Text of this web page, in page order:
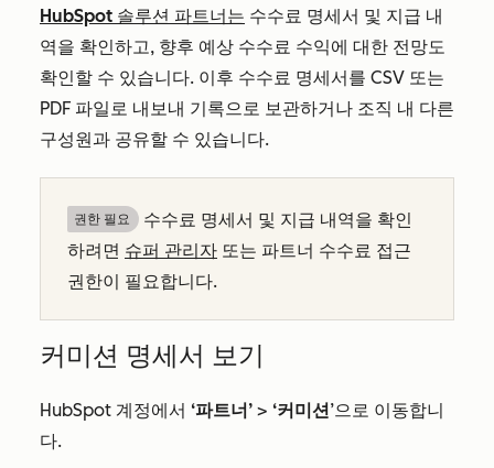
HubSpot 솔루션 파트너는 수수료 명세서 및 지급 내
역을 확인하고, 향후 예상 수수료 수익에 대한 전망도
확인할 수 있습니다. 이후 수수료 명세서를 CSV 또는
PDF 파일로 내보내 기록으로 보관하거나 조직 내 다른
구성원과 공유할 수 있습니다.
권한 필요
수수료 명세서 및 지급 내역을 확인
하려면 슈퍼 관리자 또는 파트너 수수료 접근
권한이 필요합니다.
커미션 명세서 보기
HubSpot 계정에서 ‘파트너’ > ‘커미션’으로 이동합니
다.